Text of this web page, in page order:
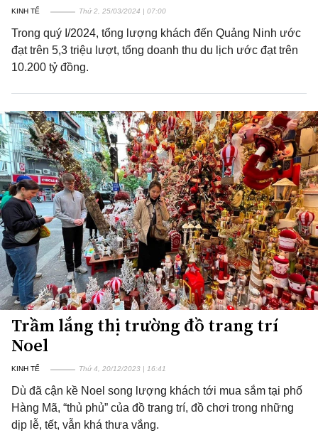
KINH TẾ Thứ 2, 25/03/2024 | 07:00
Trong quý I/2024, tổng lượng khách đến Quảng Ninh ước
đạt trên 5,3 triệu lượt, tổng doanh thu du lịch ước đạt trên
10.200 tỷ đồng.
Trầm lắng thị trường đồ trang trí
Noel
KINH TẾ Thứ 4, 20/12/2023 | 16:41
Dù đã cận kề Noel song lượng khách tới mua sắm tại phố
Hàng Mã, “thủ phủ” của đồ trang trí, đồ chơi trong những
dịp lễ, tết, vẫn khá thưa vắng.